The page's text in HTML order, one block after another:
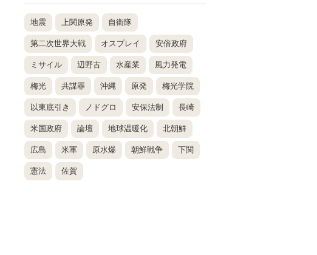
地震 上関原発 自衛隊
第二次世界大戦 オスプレイ 安倍政府
ミサイル 辺野古 水産業 風力発電
梅光 共謀罪 沖縄 原発 梅光学院
以東底引き ノドグロ 安保法制 長崎
米国政府 論壇 地球温暖化 北朝鮮
広島 米軍 原水爆 朝鮮戦争 下関
憲法 佐賀